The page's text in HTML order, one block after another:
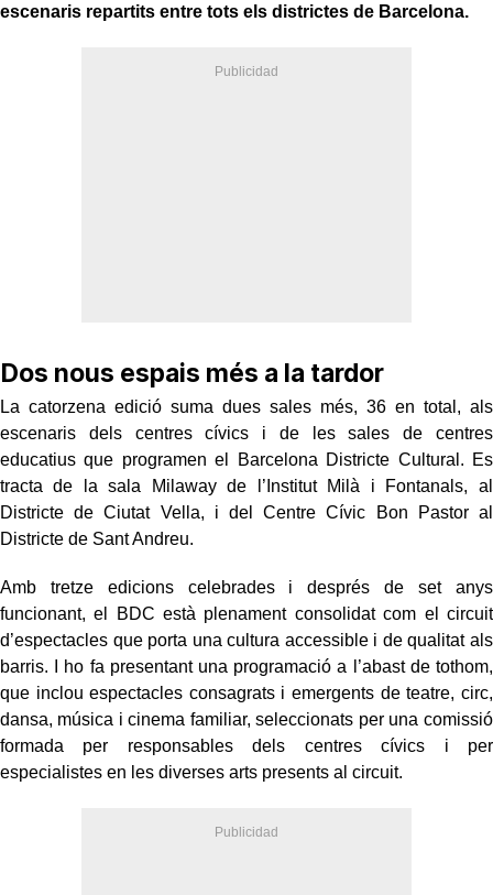
escenaris repartits entre tots els districtes de Barcelona.
Dos nous espais més a la tardor
La catorzena edició suma dues sales més, 36 en total, als
escenaris dels centres cívics i de les sales de centres
educatius que programen el Barcelona Districte Cultural. Es
tracta de la sala Milaway de l’Institut Milà i Fontanals, al
Districte de Ciutat Vella, i del Centre Cívic Bon Pastor al
Districte de Sant Andreu.
Amb tretze edicions celebrades i després de set anys
funcionant, el BDC està plenament consolidat com el circuit
d’espectacles que porta una cultura accessible i de qualitat als
barris. I ho fa presentant una programació a l’abast de tothom,
que inclou espectacles consagrats i emergents de teatre, circ,
dansa, música i cinema familiar, seleccionats per una comissió
formada per responsables dels centres cívics i per
especialistes en les diverses arts presents al circuit.